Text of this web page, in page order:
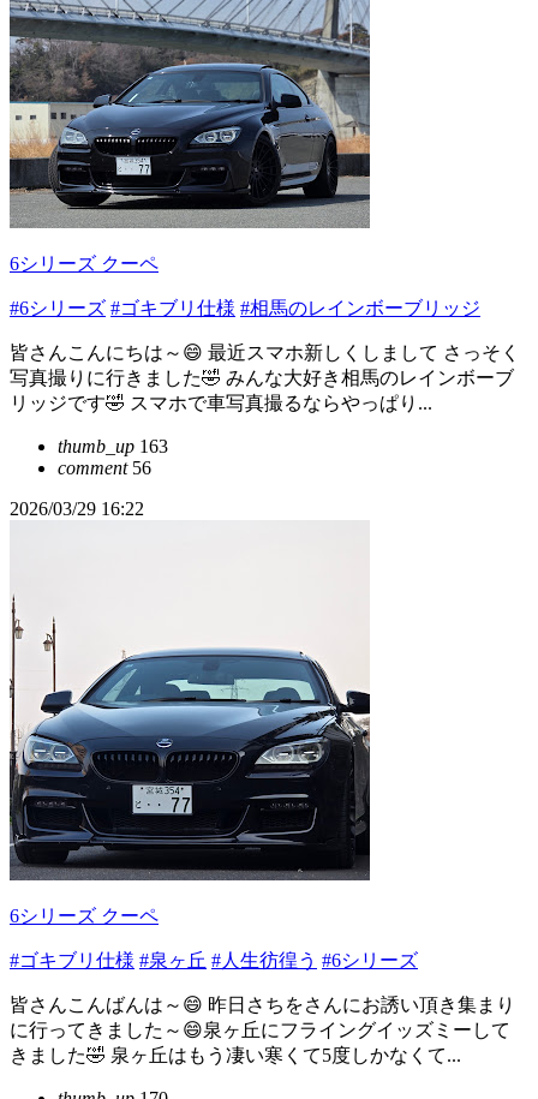
6シリーズ クーペ
#6シリーズ #ゴキブリ仕様 #相馬のレインボーブリッジ
皆さんこんにちは～😄 最近スマホ新しくしまして さっそく
写真撮りに行きました🤣 みんな大好き相馬のレインボーブ
リッジです🤣 スマホで車写真撮るならやっぱり...
thumb_up 163
comment56
2026/03/29 16:22
6シリーズ クーペ
#ゴキブリ仕様 #泉ヶ丘 #人生彷徨う #6シリーズ
皆さんこんばんは～😄 昨日さちをさんにお誘い頂き集まり
に行ってきました～😄泉ヶ丘にフライングイッズミーして
きました🤣 泉ヶ丘はもう凄い寒くて5度しかなくて...